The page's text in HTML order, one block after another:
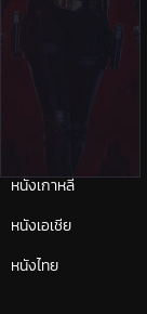
ซีรีย์เกาหลี
หนังเกาหลี
หนังเอเชีย
หนังไทย